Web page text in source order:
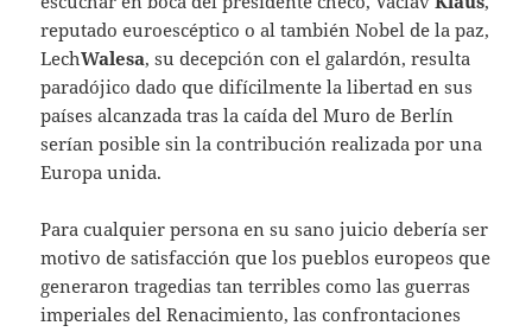
reputado euroescéptico o al también Nobel de la paz,
LechWalesa, su decepción con el galardón, resulta
paradójico dado que difícilmente la libertad en sus
países alcanzada tras la caída del Muro de Berlín
serían posible sin la contribución realizada por una
Europa unida.
Para cualquier persona en su sano juicio debería ser
motivo de satisfacción que los pueblos europeos que
generaron tragedias tan terribles como las guerras
imperiales del Renacimiento, las confrontaciones